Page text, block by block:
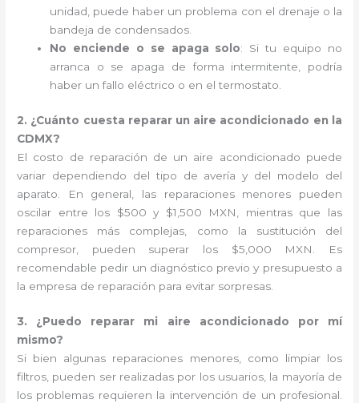
unidad, puede haber un problema con el drenaje o la
bandeja de condensados.
No enciende o se apaga solo: Si tu equipo no
arranca o se apaga de forma intermitente, podría
haber un fallo eléctrico o en el termostato.
2. ¿Cuánto cuesta reparar un aire acondicionado en la
CDMX?
El costo de reparación de un aire acondicionado puede
variar dependiendo del tipo de avería y del modelo del
aparato. En general, las reparaciones menores pueden
oscilar entre los $500 y $1,500 MXN, mientras que las
reparaciones más complejas, como la sustitución del
compresor, pueden superar los $5,000 MXN. Es
recomendable pedir un diagnóstico previo y presupuesto a
la empresa de reparación para evitar sorpresas.
3. ¿Puedo reparar mi aire acondicionado por mí
mismo?
Si bien algunas reparaciones menores, como limpiar los
filtros, pueden ser realizadas por los usuarios, la mayoría de
los problemas requieren la intervención de un profesional.